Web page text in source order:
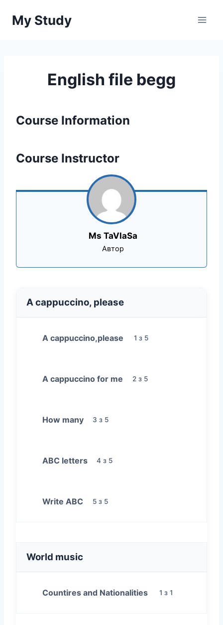
My Study
English file begg
Course Information
Course Instructor
Ms TaVlaSa
Автор
A cappuccino, please
1 з 5
A cappuccino,please
2 з 5
A cappuccino for me
3 з 5
How many
4 з 5
ABC letters
5 з 5
Write ABC
World music
1 з 1
Countires and Nationalities